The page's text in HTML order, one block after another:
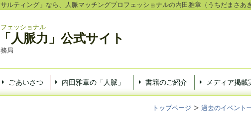
サルティング」なら、人脈マッチングプロフェッショナルの内田雅章（うちだまさあ
ェッショナル
人脈力」公式サイト
局
ごあいさつ 内田雅章の「人脈」 書籍のご紹介 メディア掲載
トップページ 過去のイベント